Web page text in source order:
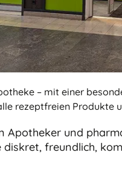
– mit einer
rezeptfreien
Apotheker und
diskret, freundlich,